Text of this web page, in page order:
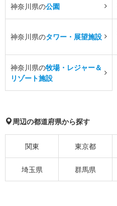
神奈川県の公園
神奈川県のタワー・展望施設
神奈川県の牧場・レジャー＆
リゾート施設
周辺の都道府県から探す
関東 東京都
埼玉県 群馬県